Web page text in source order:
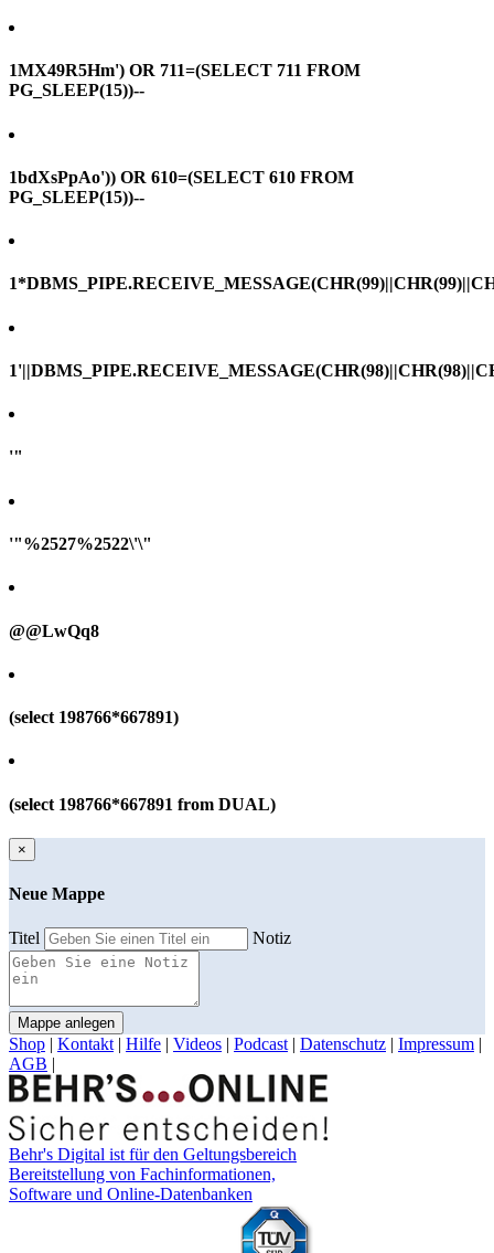
1MX49R5Hm') OR 711=(SELECT 711 FROM
PG_SLEEP(15))--
1bdXsPpAo')) OR 610=(SELECT 610 FROM
PG_SLEEP(15))--
'"
'"%2527%2522\'\"
@@LwQq8
(select 198766*667891)
(select 198766*667891 from DUAL)
×
Neue Mappe
Titel Notiz
Mappe anlegen
Shop | Kontakt | Hilfe | Videos | Podcast | Datenschutz | Impressum |
AGB |
Behr's Digital ist für den Geltungsbereich
Bereitstellung von Fachinformationen,
Software und Online-Datenbanken